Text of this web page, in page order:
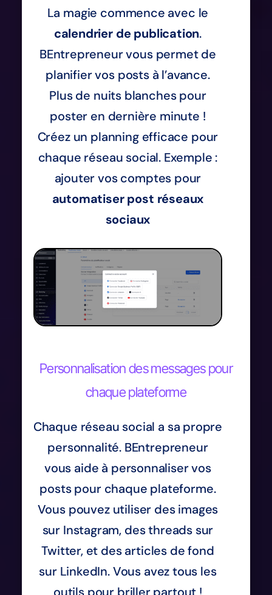
La magie commence avec le
calendrier de publication.
BEntrepreneur vous permet de
planifier vos posts à l’avance.
Plus de nuits blanches pour
poster en dernière minute !
Créez un planning efficace pour
chaque réseau social. Exemple :
ajouter vos comptes pour
automatiser post réseaux
sociaux
Personnalisation des messages pour
chaque plateforme
Chaque réseau social a sa propre
personnalité. BEntrepreneur
vous aide à personnaliser vos
posts pour chaque plateforme.
Vous pouvez utiliser des images
sur Instagram, des threads sur
Twitter, et des articles de fond
sur LinkedIn. Vous avez tous les